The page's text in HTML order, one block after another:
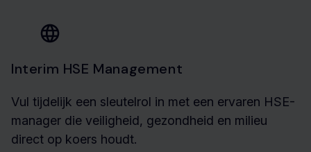
Interim HSE Management
Vul tijdelijk een sleutelrol in met een ervaren HSE-
manager die veiligheid, gezondheid en milieu
direct op koers houdt.